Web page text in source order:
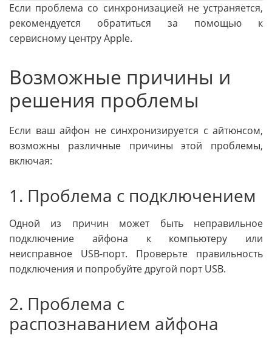
Если проблема со синхронизацией не устраняется,
рекомендуется обратиться за помощью к
сервисному центру Apple.
Возможные причины и
решения проблемы
Если ваш айфон не синхронизируется с айтюнсом,
возможны различные причины этой проблемы,
включая:
1. Проблема с подключением
Одной из причин может быть неправильное
подключение айфона к компьютеру или
неисправное USB-порт. Проверьте правильность
подключения и попробуйте другой порт USB.
2. Проблема с
распознаванием айфона